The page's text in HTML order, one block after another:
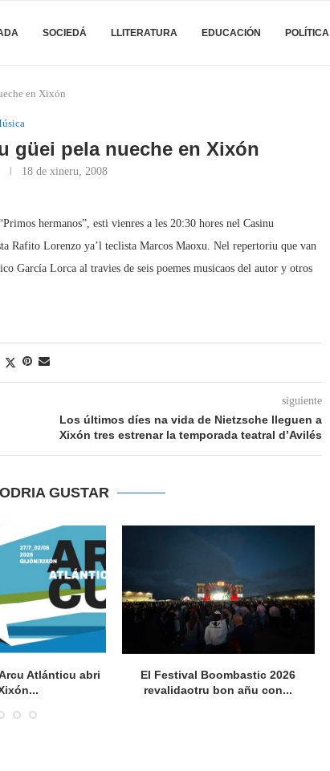
SOCIEDÁ LLITERATURA EDUCACIÓN POLÍTICA
en Xixón
güei pela nueche en Xixón
18 de xineru, 2008
hermanos”, esti vienres a les 20:30 hores nel Casinu
Rafito Lorenzo ya’l teclista Marcos Maoxu. Nel repertoriu que van
García Lorca al travies de seis poemes musicaos del autor y otros
siguiente
Los últimos díes na vida de Nietzsche lleguen a
Xixón tres estrenar la temporada teatral d’Avilés
GUSTAR
Atlánticu abri
El Festival Boombastic 2026
revalidaotru bon añu con...